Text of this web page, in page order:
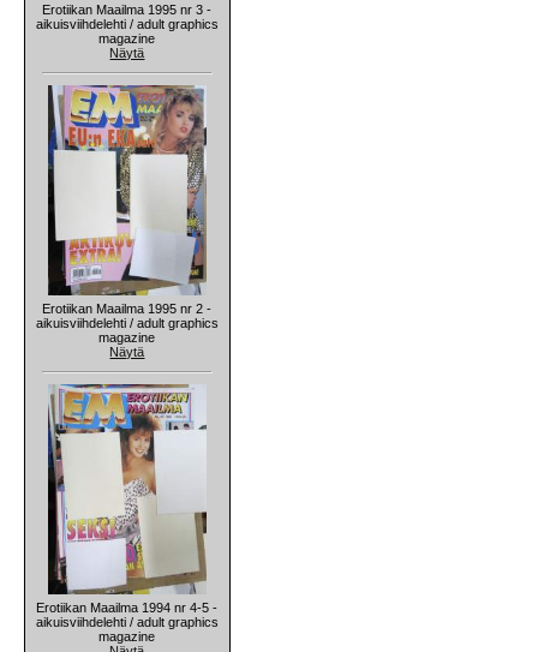
Erotiikan Maailma 1995 nr 3 -
aikuisviihdelehti / adult graphics
magazine
Näytä
Erotiikan Maailma 1995 nr 2 -
aikuisviihdelehti / adult graphics
magazine
Näytä
Erotiikan Maailma 1994 nr 4-5 -
aikuisviihdelehti / adult graphics
magazine